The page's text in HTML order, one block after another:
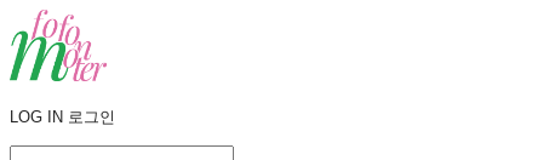
LOG IN 로그인